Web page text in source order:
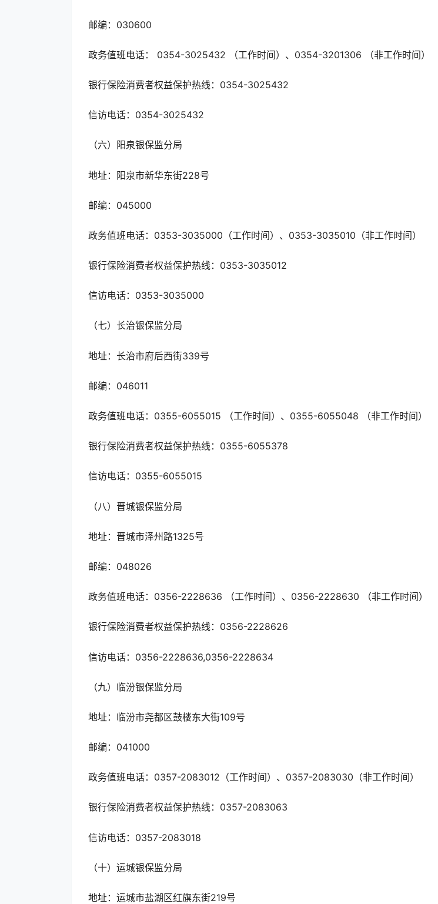
邮编：030600
政务值班电话： 0354-3025432 （工作时间）、0354-3201306 （非工作时间）
银行保险消费者权益保护热线：0354-3025432
信访电话：0354-3025432
（六）阳泉银保监分局
地址：阳泉市新华东街228号
邮编：045000
政务值班电话：0353-3035000（工作时间）、0353-3035010（非工作时间）
银行保险消费者权益保护热线：0353-3035012
信访电话：0353-3035000
（七）长治银保监分局
地址：长治市府后西街339号
邮编：046011
政务值班电话：0355-6055015 （工作时间）、0355-6055048 （非工作时间）
银行保险消费者权益保护热线：0355-6055378
信访电话：0355-6055015
（八）晋城银保监分局
地址：晋城市泽州路1325号
邮编：048026
政务值班电话：0356-2228636 （工作时间）、0356-2228630 （非工作时间）
银行保险消费者权益保护热线：0356-2228626
信访电话：0356-2228636,0356-2228634
（九）临汾银保监分局
地址：临汾市尧都区鼓楼东大街109号
邮编：041000
政务值班电话：0357-2083012（工作时间）、0357-2083030（非工作时间）
银行保险消费者权益保护热线：0357-2083063
信访电话：0357-2083018
（十）运城银保监分局
地址：运城市盐湖区红旗东街219号